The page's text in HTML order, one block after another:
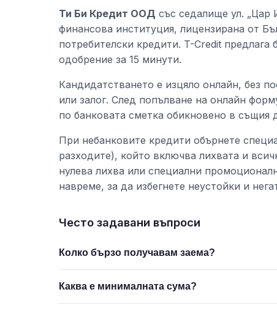
Ти Би Кредит ООД със седалище ул.
финансова институция, лицензирана от
потребителски кредити. T-Credit
одобрение за 15 минути.
Кандидатстването е изцяло онлайн, без
или залог. След попълване на онлайн
по банковата сметка обикновено в същия
При небанковите кредити обърнете
разходите), който включва лихвата и
нулева лихва или специални
навреме, за да избегнете неустойки и
Често задавани въпроси
Колко бързо получавам заема?
Каква е минималната сума?